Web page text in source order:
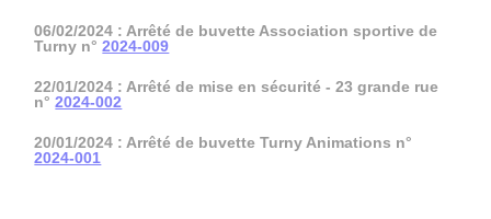
06/02/2024 : Arrêté de buvette Association sportive de
Turny n°2024-009
22/01/2024 : Arrêté de mise en sécurité - 23 grande rue
n°2024-002
20/01/2024 : Arrêté de buvette Turny Animations n°
2024-001